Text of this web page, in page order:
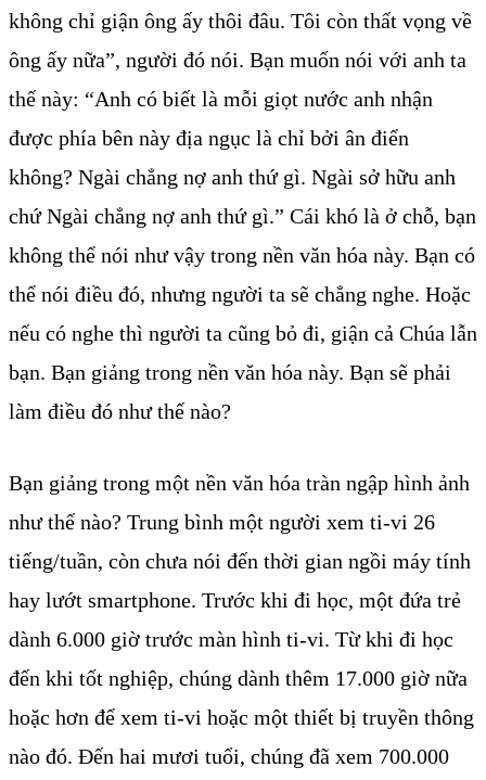
không chỉ giận ông ấy thôi đâu. Tôi còn thất vọng về
ông ấy nữa”, người đó nói. Bạn muốn nói với anh ta
thế này: “Anh có biết là mỗi giọt nước anh nhận
được phía bên này địa ngục là chỉ bởi ân điển
không? Ngài chẳng nợ anh thứ gì. Ngài sở hữu anh
chứ Ngài chẳng nợ anh thứ gì.” Cái khó là ở chỗ, bạn
không thể nói như vậy trong nền văn hóa này. Bạn có
thể nói điều đó, nhưng người ta sẽ chẳng nghe. Hoặc
nếu có nghe thì người ta cũng bỏ đi, giận cả Chúa lẫn
bạn. Bạn giảng trong nền văn hóa này. Bạn sẽ phải
làm điều đó như thế nào?
Bạn giảng trong một nền văn hóa tràn ngập hình ảnh
như thế nào? Trung bình một người xem ti-vi 26
tiếng/tuần, còn chưa nói đến thời gian ngồi máy tính
hay lướt smartphone. Trước khi đi học, một đứa trẻ
dành 6.000 giờ trước màn hình ti-vi. Từ khi đi học
đến khi tốt nghiệp, chúng dành thêm 17.000 giờ nữa
hoặc hơn để xem ti-vi hoặc một thiết bị truyền thông
nào đó. Đến hai mươi tuổi, chúng đã xem 700.000